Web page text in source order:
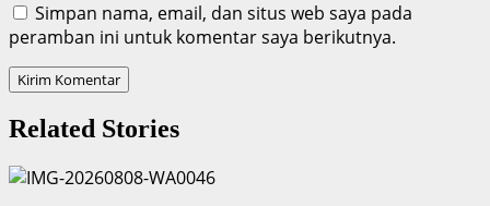
Simpan nama, email, dan situs web saya pada
peramban ini untuk komentar saya berikutnya.
Related Stories